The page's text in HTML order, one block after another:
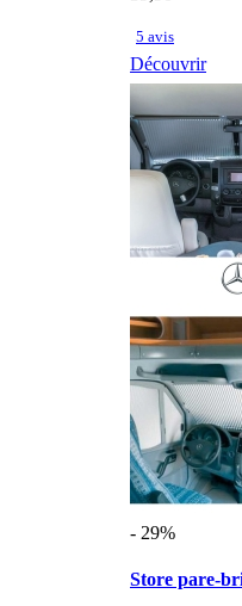
5 avis
Découvrir
- 29%
Store pare-